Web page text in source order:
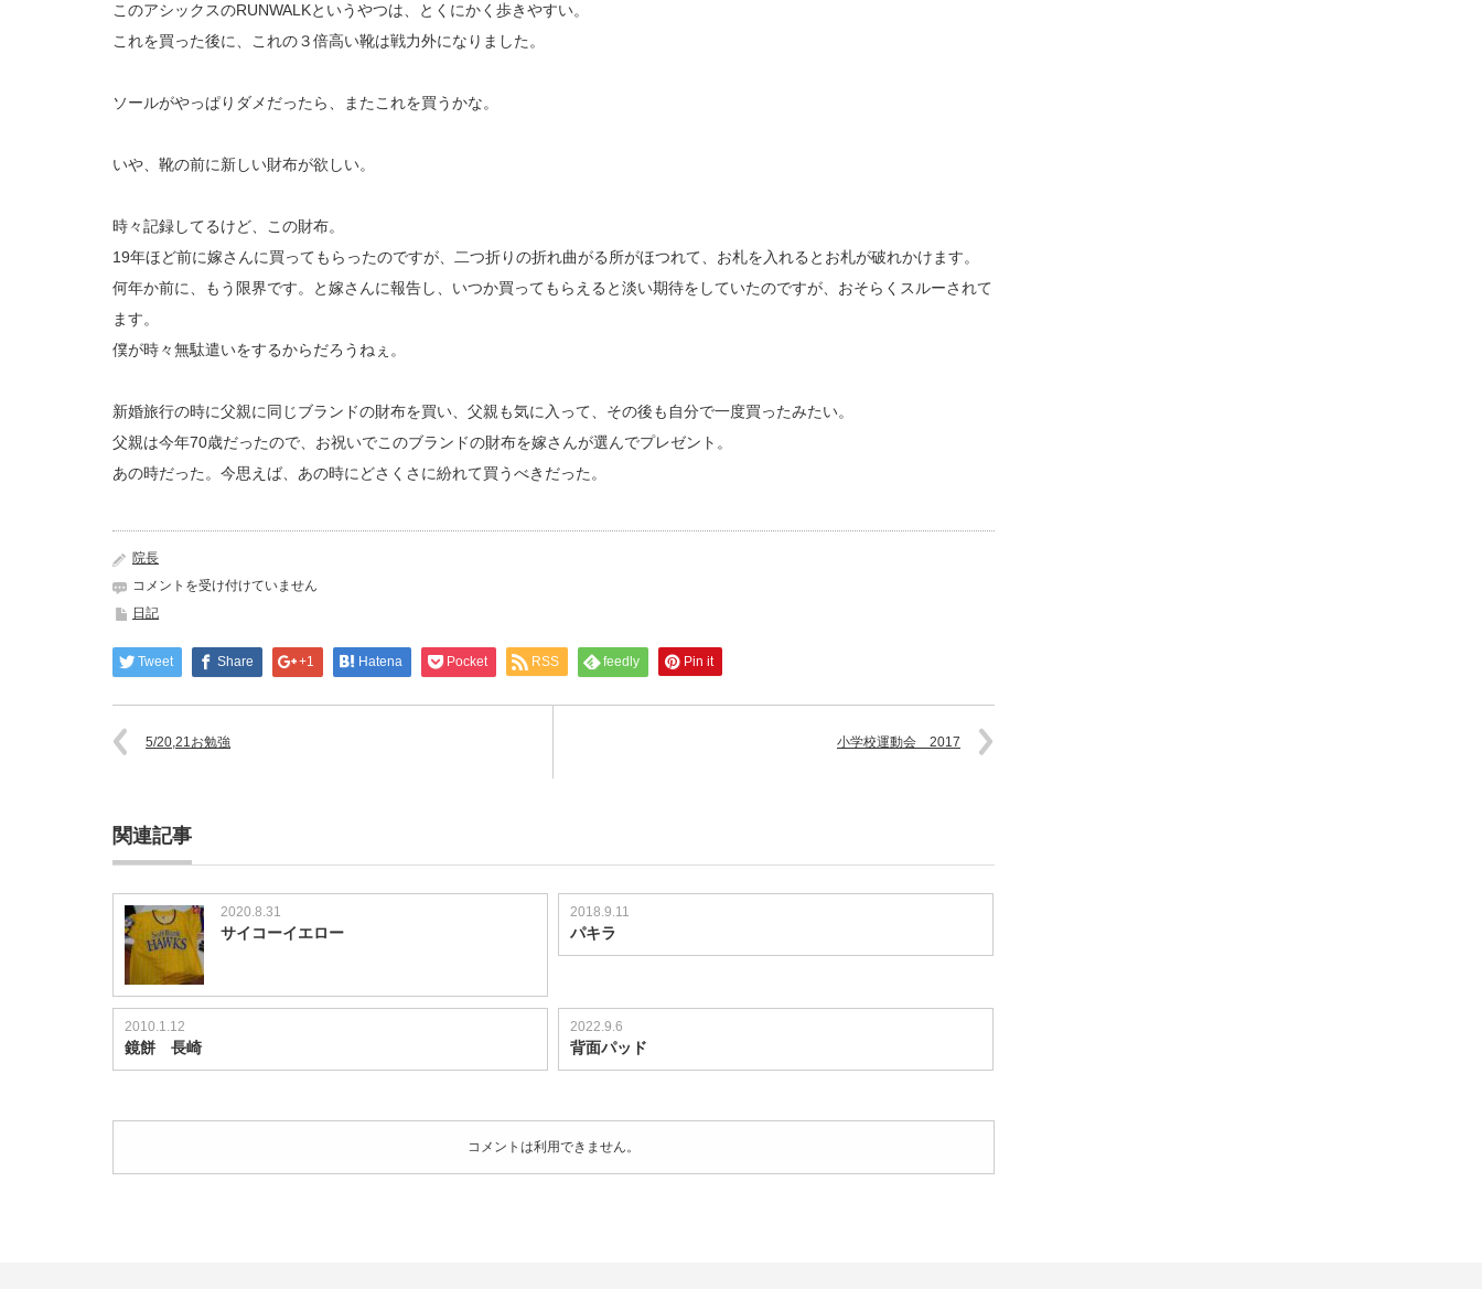
このアシックスのRUNWALKというやつは、とくにかく歩きやすい。
これを買った後に、これの３倍高い靴は戦力外になりました。
ソールがやっぱりダメだったら、またこれを買うかな。
いや、靴の前に新しい財布が欲しい。
時々記録してるけど、この財布。
19年ほど前に嫁さんに買ってもらったのですが、二つ折りの折れ曲がる所がほつれて、お札を入れるとお札が破れかけます。
何年か前に、もう限界です。と嫁さんに報告し、いつか買ってもらえると淡い期待をしていたのですが、おそらくスルーされて
ます。
僕が時々無駄遣いをするからだろうねぇ。
新婚旅行の時に父親に同じブランドの財布を買い、父親も気に入って、その後も自分で一度買ったみたい。
父親は今年70歳だったので、お祝いでこのブランドの財布を嫁さんが選んでプレゼント。
あの時だった。今思えば、あの時にどさくさに紛れて買うべきだった。
院長
ア
シ
ク
ス
ビ
ー
ズ
コメントを受け付けていません
日記
Tweet Share +1 Hatena Pocket RSS feedly Pin it
5/20,21お勉強 小学校運動会 2017
関連記事
2020.8.31
サイコーイエロー
2018.9.11
パキラ
2010.1.12
鏡餅 長崎
2022.9.6
背面パッド
コメントは利用できません。